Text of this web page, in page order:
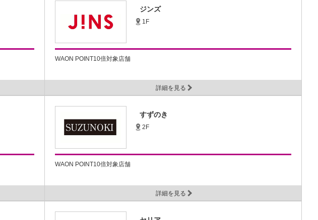
ジンズ
1F
WAON POINT10倍対象店舗
詳細を見る
すずのき
2F
WAON POINT10倍対象店舗
詳細を見る